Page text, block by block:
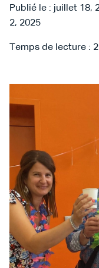
Publié le : juillet 18,
2, 2025
Temps de lecture : 2